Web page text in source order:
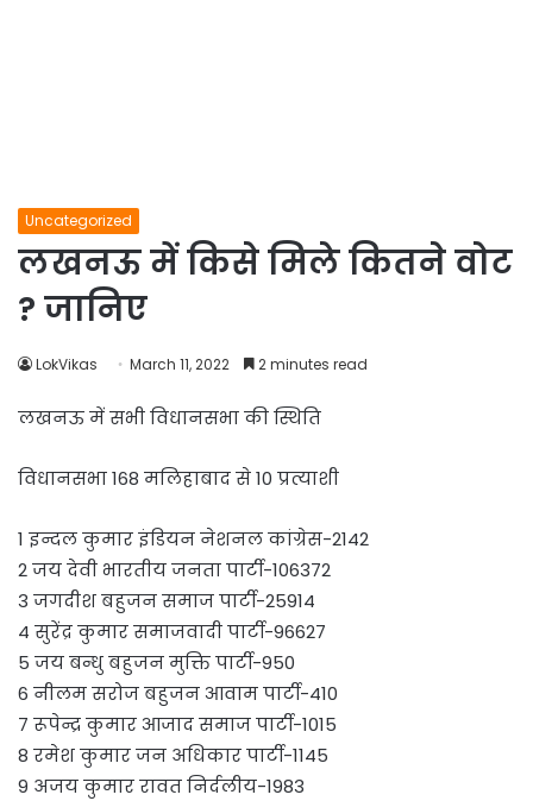
Uncategorized
लखनऊ में किसे मिले कितने वोट
? जानिए
LokVikas March 11, 2022 2 minutes read
लखनऊ में सभी विधानसभा की स्थिति
विधानसभा 168 मलिहाबाद से 10 प्रत्याशी
1 इन्दल कुमार इंडियन नेशनल कांग्रेस-2142
2 जय देवी भारतीय जनता पार्टी-106372
3 जगदीश बहुजन समाज पार्टी-25914
4 सुरेंद्र कुमार समाजवादी पार्टी-96627
5 जय बन्धु बहुजन मुक्ति पार्टी-950
6 नीलम सरोज बहुजन आवाम पार्टी-410
7 रूपेन्द्र कुमार आजाद समाज पार्टी-1015
8 रमेश कुमार जन अधिकार पार्टी-1145
9 अजय कुमार रावत निर्दलीय-1983